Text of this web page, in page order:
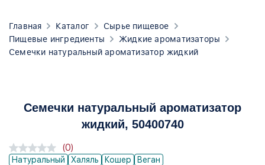
Главная Каталог
Сырье пищевое
Пищевые ингредиенты
Жидкие ароматизаторы
Семечки натуральный ароматизатор жидкий
Семечки натуральный ароматизатор
жидкий, 50400740
Натуральный Халяль Кошер Веган
(0)